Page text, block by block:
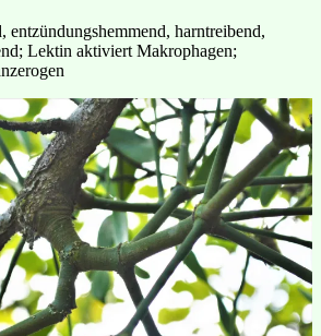
entzündungshemmend, harntreibend,
Lektin aktiviert Makrophagen;